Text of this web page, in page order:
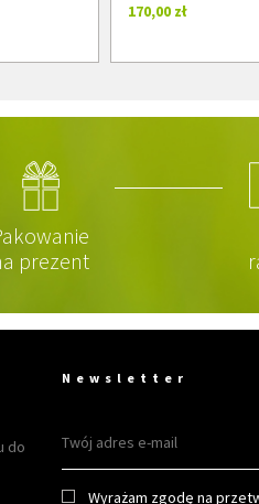
170,00 zł
prezent
do
Newsletter
Wyrażam zgodę na